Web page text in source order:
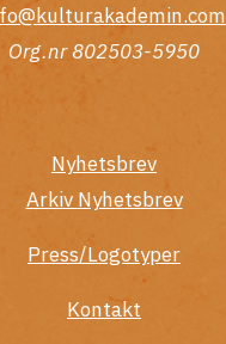
Org.nr 802503-5950
Nyhetsbrev
Arkiv Nyhetsbrev
Press/Logotyper
Kontakt